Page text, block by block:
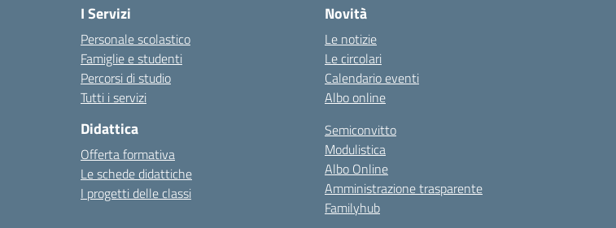
I Servizi
Personale scolastico
Famiglie e studenti
Percorsi di studio
Tutti i servizi
Didattica
Offerta formativa
Le schede didattiche
I progetti delle classi
Novità
Le notizie
Le circolari
Calendario eventi
Albo online
Semiconvitto
Modulistica
Albo Online
Amministrazione trasparente
Familyhub